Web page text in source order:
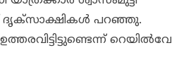
ദൃക്സാക്ഷികള്‍ പറഞ്ഞു.
റെയില്‍വേ